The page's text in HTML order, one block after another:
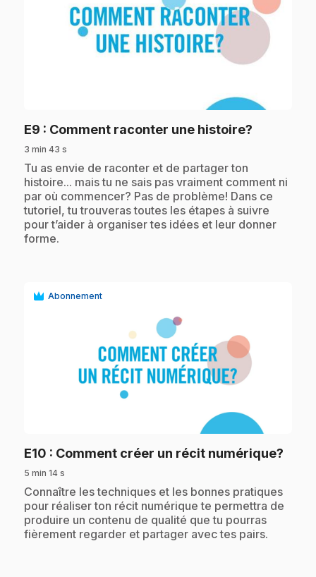
E9 : Comment raconter une histoire?
3 min 43 s
.Tu as envie de raconter et de partager ton
histoire... mais tu ne sais pas vraiment comment ni
par où commencer? Pas de problème! Dans ce
tutoriel, tu trouveras toutes les étapes à suivre
pour t’aider à organiser tes idées et leur donner
forme.
Abonnement
E10 : Comment créer un récit numérique?
5 min 14 s
.Connaître les techniques et les bonnes pratiques
pour réaliser ton récit numérique te permettra de
produire un contenu de qualité que tu pourras
fièrement regarder et partager avec tes pairs.